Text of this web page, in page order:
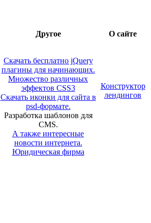
Другое О сайте
Скачать бесплатно jQuery
плагины для начинающих.
Множество различных
эффектов CSS3
Скачать иконки для сайта в
psd-формате.
Разработка шаблонов для
CMS.
А также интересные
новости интернета.
Юридическая фирма
Конструктор
лендингов